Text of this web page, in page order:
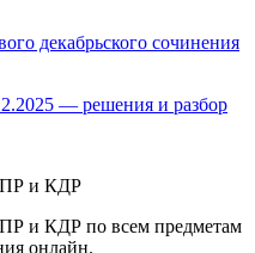
декабрьского сочинения
— решения и разбор
и КДР
и КДР по всем предметам
онлайн.